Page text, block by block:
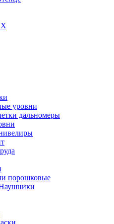
уровни
дальномеры
порошковые